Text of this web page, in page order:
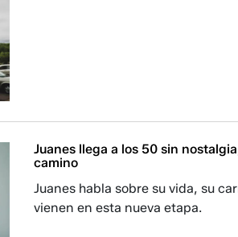
Juanes llega a los 50 sin
camino
Juanes habla sobre su vida, su
vienen en esta nueva etapa.